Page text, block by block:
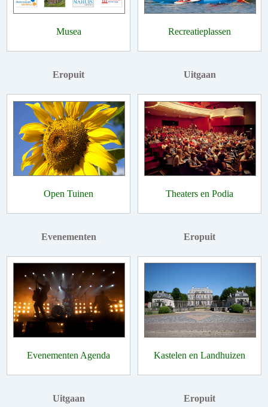
Musea Recreatieplassen
Eropuit
Open Tuinen
Uitgaan
Theaters en Podia
Evenementen
Evenementen Agenda
Eropuit
Kastelen en Landhuizen
Uitgaan Eropuit